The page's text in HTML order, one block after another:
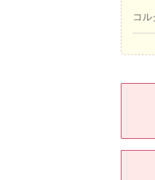
コル